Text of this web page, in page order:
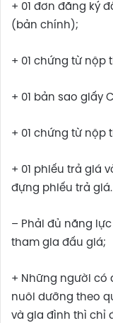
+ 01 đơn đăng ký
(bản chính);
+ 01 chứng từ nộp
+ 01 bản sao giấy
+ 01 chứng từ nộp
+ 01 phiếu trả giá
đựng phiếu trả giá.
– Phải đủ năng
tham gia đấu giá;
+ Những người có
nuôi dưỡng theo
và gia đình thì chỉ